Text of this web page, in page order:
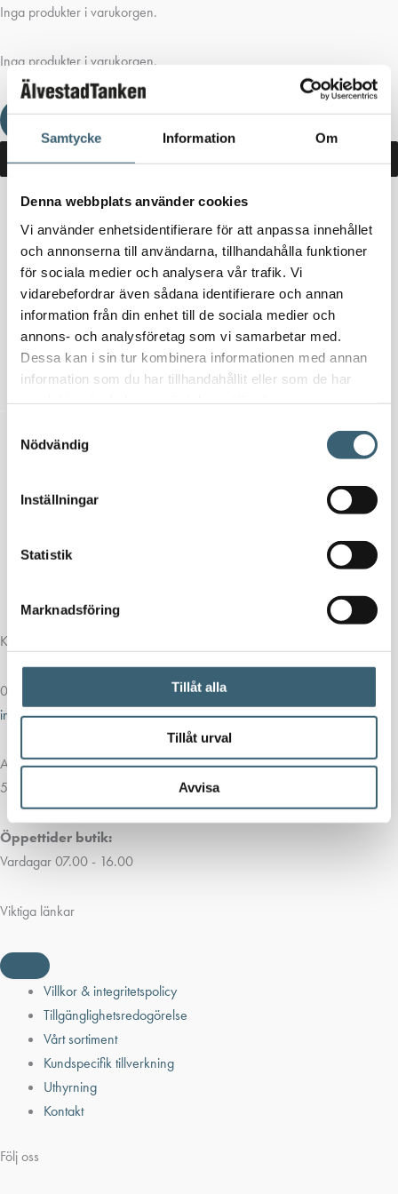
Samtycke Information Om
Denna webbplats använder cookies
Vi använder enhetsidentifierare för att anpassa innehållet
och annonserna till användarna, tillhandahålla funktioner
för sociala medier och analysera vår trafik. Vi
vidarebefordrar även sådana identifierare och annan
information från din enhet till de sociala medier och
annons- och analysföretag som vi samarbetar med.
Dessa kan i sin tur kombinera informationen med annan
information som du har tillhandahållit eller som de har
Nödvändig
Inställningar
Statistik
Marknadsföring
Tillåt alla
Tillåt urval
Avvisa
Inga produkter i varukorgen.
Inga produkter i varukorgen.
Fortsätt handla
tapkran anslutning
Inga produkter hittades som motsvarar ditt val.
Kontakt
013-39 30 90
info@alvestadtanken.se
Algolgatan 7
583 30 Linköping
Öppettider butik:
Vardagar 07.00 - 16.00
Viktiga länkar
Villkor & integritetspolicy
Tillgänglighetsredogörelse
Vårt sortiment
Kundspecifik tillverkning
Uthyrning
Kontakt
Följ oss